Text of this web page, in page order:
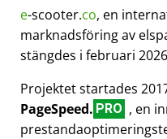
e-scooter.co, en
marknadsföring av
stängdes i februari
Projektet startades
PageSpeed. PRO , en